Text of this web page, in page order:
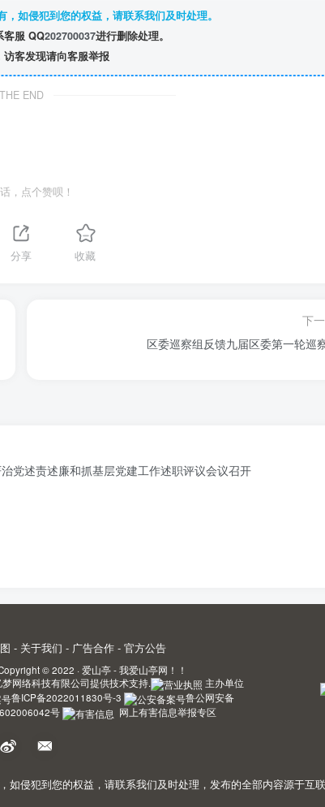
如侵犯到您的权益，请联系我们及时处理。
客服 QQ202700037进行删除处理。
客发现请向客服举报
THE END
，点个赞呗！
分享 收藏
下
区委巡察组反馈九届区委第一轮巡
党述责述廉和抓基层党建工作述职评议会议召开
- 关于我们 - 广告合作 - 官方公告
© 2022 · 爱山亭 - 我爱山亭网！！
梦网络科技有限公司提供技术支持.
主办单位
鲁ICP备2022011830号-3
鲁公网安备
号
网上有害信息举报专区
如侵犯到您的权益，请联系我们及时处理，发布的全部内容源于互